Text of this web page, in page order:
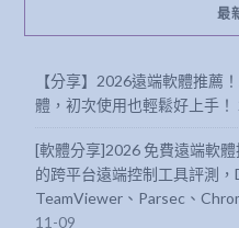
最
【分享】2026遠端軟體推薦
體，初次使用也輕鬆好上手！
[軟體分享]2026 免費遠端軟
的跨平台遠端控制工具評測
TeamViewer、Parsec、
11-09